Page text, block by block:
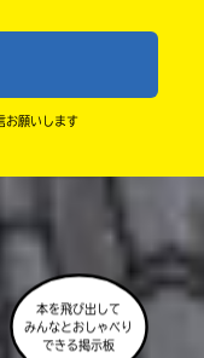
の画面にバナー
うことがある
、個人情報をか
りしないか、読
お願いします
本を飛び出して
みんなとおしゃべり
できる掲示板